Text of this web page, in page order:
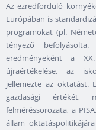
Az ezredforduló
Európában is
programokat (pl.
tényező
eredményeként a
újraértékelése, az
jellemezte az oktatást.
gazdasági értékét,
felméréssorozata, a
állam